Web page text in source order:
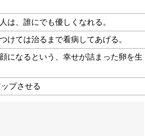
は、誰にでも優しくなれる。
けては治るまで看病してあげる。
になるという、幸せが詰まった卵を生
プさせる